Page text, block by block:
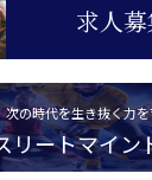
求人
次の時代を生き抜く力
リートマイン